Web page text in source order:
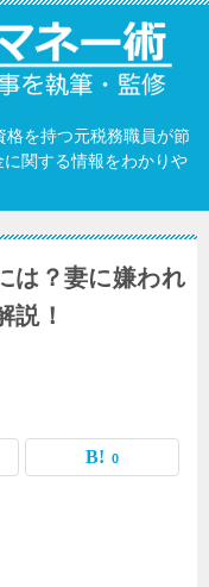
を持つ元税務職員が節
関する情報をわかりや
は？妻に嫌われ
説！
0